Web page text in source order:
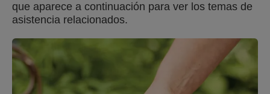
que aparece a continuación para ver los temas de
asistencia relacionados.